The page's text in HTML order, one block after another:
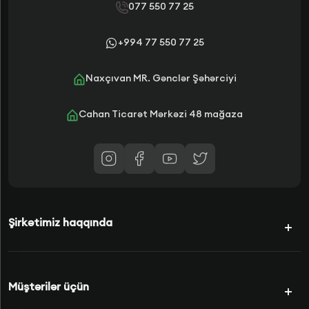
Şirkətimiz haqqında
Müştərilər üçün
077 550 77 25
+994 77 550 77 25
Naxçıvan MR. Gənclər Şəhərciyi
Cahan Ticarət Mərkəzi 48 mağaza